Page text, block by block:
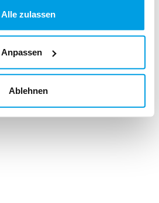
Alle zulassen
Anpassen
Ablehnen